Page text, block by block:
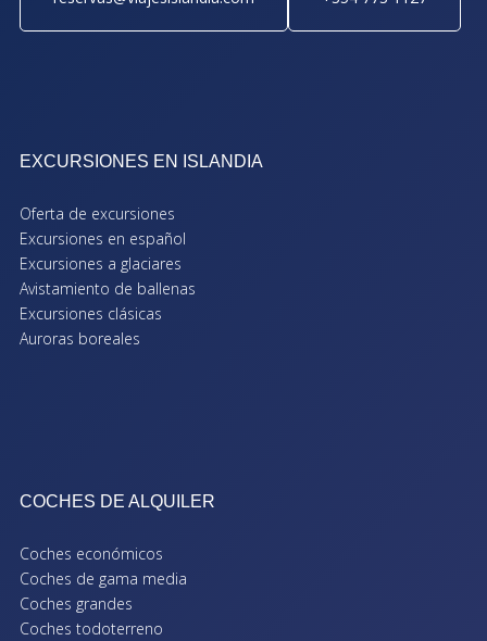
EXCURSIONES EN ISLANDIA
Oferta de excursiones
Excursiones en español
Excursiones a glaciares
Avistamiento de ballenas
Excursiones clásicas
Auroras boreales
COCHES DE ALQUILER
Coches económicos
Coches de gama media
Coches grandes
Coches todoterreno